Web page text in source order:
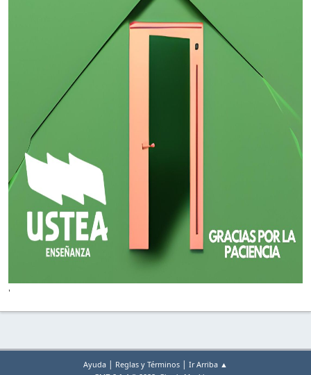
'
Ayuda | Reglas y Términos | Ir Arriba ▲